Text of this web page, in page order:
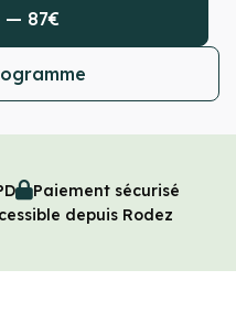
— 87€
Paiement sécurisé
depuis Rodez